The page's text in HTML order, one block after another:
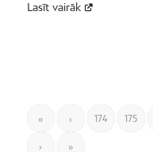
Lasīt vairāk
« ‹ 174 175
› »